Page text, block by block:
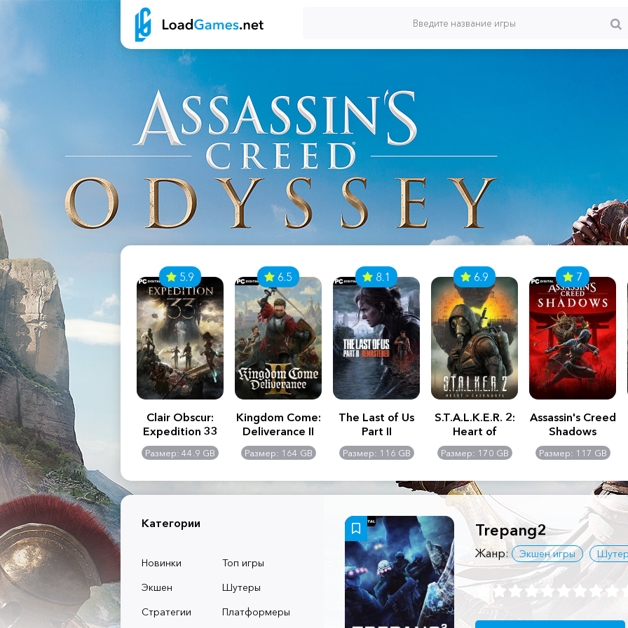
2:
-
GB
Assassin's Creed
Shadows
Размер: 117 GB
5.9
Clair Obscur:
Expedition 33
Размер: 44.9 GB
6.5
Kingdom Come:
Deliverance II
Размер: 164 GB
8.1
The Last of Us
Part II
Remastered
Размер: 116 GB
6.9
S.T.A.L.K.E.R. 2:
Heart of
Chernobyl -
Ultimate Edition
Размер: 170 GB
7
Assassin's Creed
Shadows
Размер: 117 GB
Категории
Новинки
Топ игры
Экшен
Шутеры
Стратегии
Платформеры
Trepang2
Жанр: Экшен игры